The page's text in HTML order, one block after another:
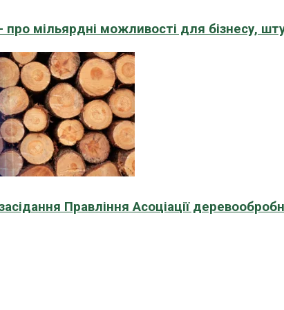
про мільярдні можливості для бізнесу,
Правління Асоціації